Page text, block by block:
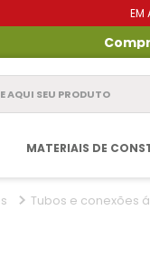
EM
seu produto
MATERIAIS DE
Tubos e conexões